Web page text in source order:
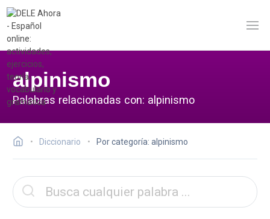
alpinismo
Palabras relacionadas con: alpinismo
Diccionario Por categoría: alpinismo